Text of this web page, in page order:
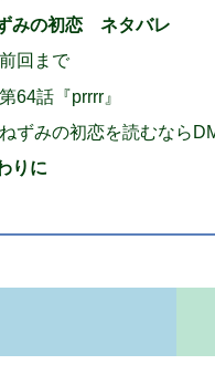
みの初恋 ネタバレ
前回まで
第64話『prrrr』
ねずみの初恋を読むなら
りに